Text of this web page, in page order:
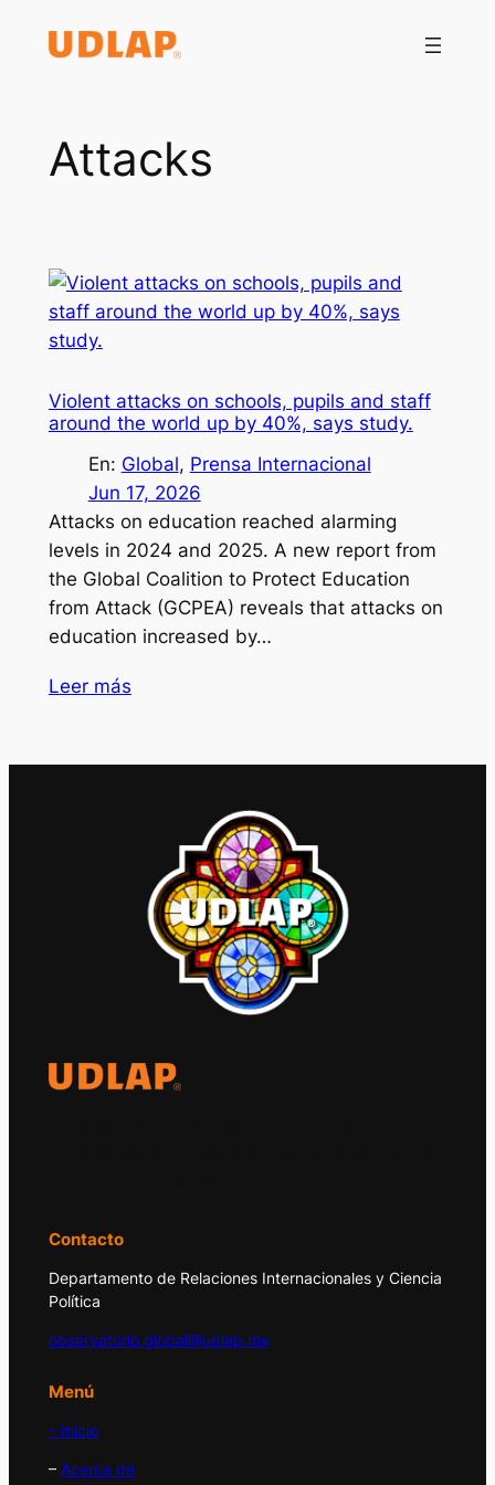
Attacks
Violent attacks on schools, pupils and staff
around the world up by 40%, says study.
En: Global, Prensa Internacional
Jun 17, 2026
Attacks on education reached alarming
levels in 2024 and 2025. A new report from
the Global Coalition to Protect Education
from Attack (GCPEA) reveals that attacks on
education increased by…
Leer más
Contacto
Departamento de Relaciones Internacionales y Ciencia
Política
observatorio.global@udlap.mx
Menú
– Inicio
– Acerca de